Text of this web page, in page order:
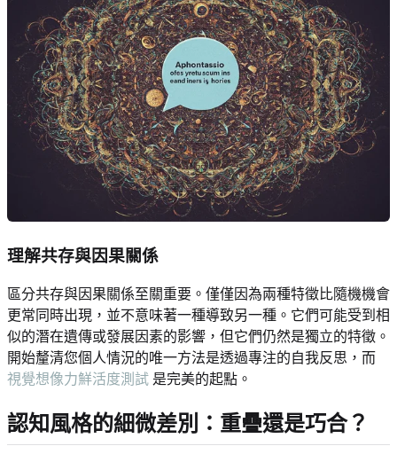
理解共存與因果關係
區分共存與因果關係至關重要。僅僅因為兩種特徵比隨機機會
更常同時出現，並不意味著一種導致另一種。它們可能受到相
似的潛在遺傳或發展因素的影響，但它們仍然是獨立的特徵。
開始釐清您個人情況的唯一方法是透過專注的自我反思，而
視覺想像力鮮活度測試 是完美的起點。
認知風格的細微差別：重疊還是巧合？